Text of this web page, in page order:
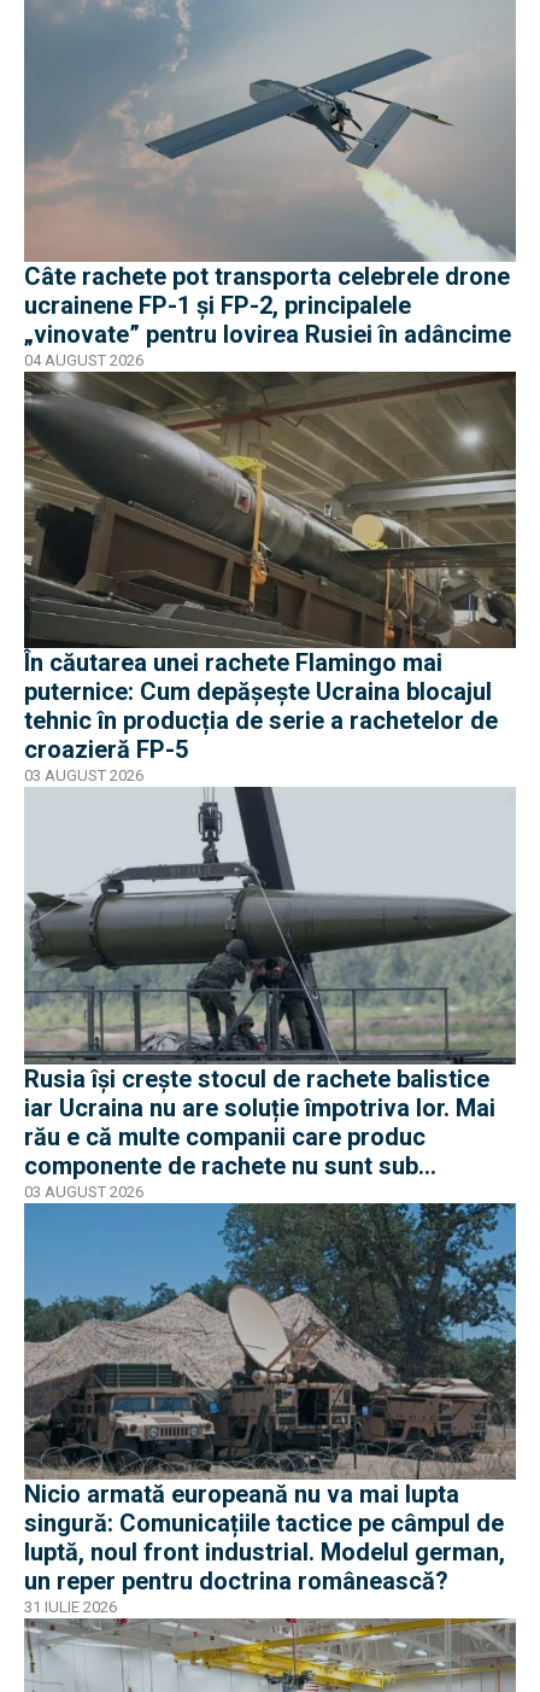
Câte rachete pot transporta celebrele drone
ucrainene FP-1 și FP-2, principalele
„vinovate” pentru lovirea Rusiei în adâncime
04 AUGUST 2026
În căutarea unei rachete Flamingo mai
puternice: Cum depășește Ucraina blocajul
tehnic în producția de serie a rachetelor de
croazieră FP-5
03 AUGUST 2026
Rusia își crește stocul de rachete balistice
iar Ucraina nu are soluție împotriva lor. Mai
rău e că multe companii care produc
componente de rachete nu sunt sub
sancțiuni în Occident
03 AUGUST 2026
Nicio armată europeană nu va mai lupta
singură: Comunicațiile tactice pe câmpul de
luptă, noul front industrial. Modelul german,
un reper pentru doctrina românească?
31 IULIE 2026